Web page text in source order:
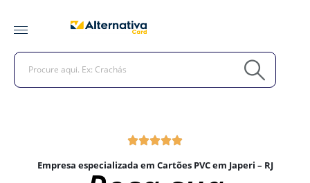
Empresa especializada em Cartões PVC em Japeri – RJ